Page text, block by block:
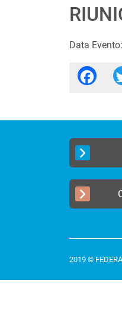
Data
2019 ©